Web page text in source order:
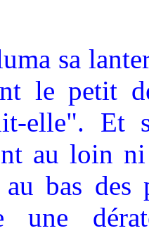
sa
le petit
elle". Et
au loin
au bas
une